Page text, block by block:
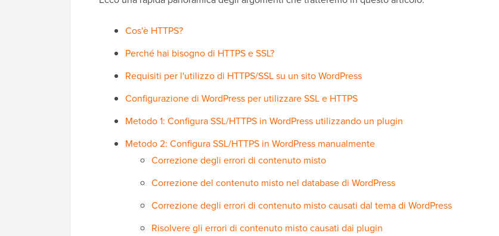
Cos'è HTTPS?
Perché hai bisogno di HTTPS e SSL?
Requisiti per l'utilizzo di HTTPS/SSL su un sito WordPress
Configurazione di WordPress per utilizzare SSL e HTTPS
Metodo 1: Configura SSL/HTTPS in WordPress utilizzando un plugin
Metodo 2: Configura SSL/HTTPS in WordPress manualmente
Correzione degli errori di contenuto misto
Correzione del contenuto misto nel database di WordPress
Correzione degli errori di contenuto misto causati dal tema di WordPress
Risolvere gli errori di contenuto misto causati dai plugin